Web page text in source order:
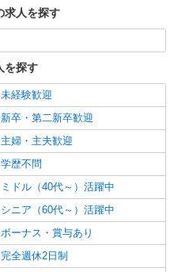
求人を探す
を探す
未経験歓迎
新卒・第二新卒歓迎
主婦・主夫歓迎
学歴不問
ミドル（40代～）活躍中
シニア（60代～）活躍中
ボーナス・賞与あり
完全週休2日制